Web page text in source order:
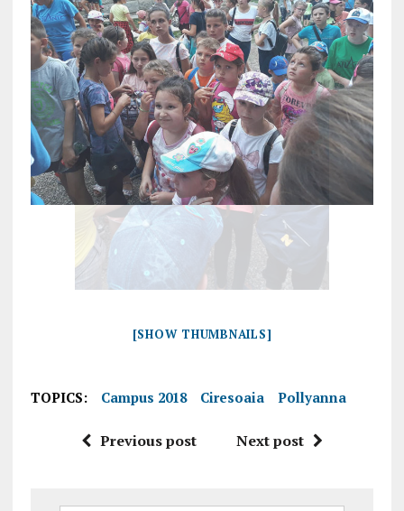
[SHOW THUMBNAILS]
TOPICS: Campus 2018 Ciresoaia Pollyanna
Previous post Next post